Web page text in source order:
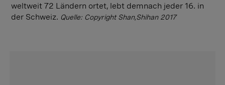
weltweit 72 Ländern ortet, lebt demnach jeder 16. in
der Schweiz. Quelle: Copyright Shan,Shihan 2017